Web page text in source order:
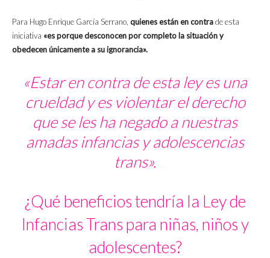
Para Hugo Enrique García Serrano, quienes están en contrade esta
iniciativa «es porque desconocen por completo la situación y
obedecen únicamente a su ignorancia».
«Estar en contra de esta ley es una
crueldad y es violentar el derecho
que se les ha negado a nuestras
amadas infancias y adolescencias
trans».
¿Qué beneficios tendría la Ley de
Infancias Trans para niñas, niños y
adolescentes?